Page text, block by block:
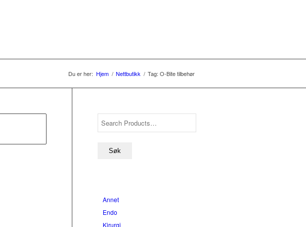
Du er her: Hjem / Nettbutikk / Tag: O-Bite tilbehør
Annet
Endo
Kirurgi